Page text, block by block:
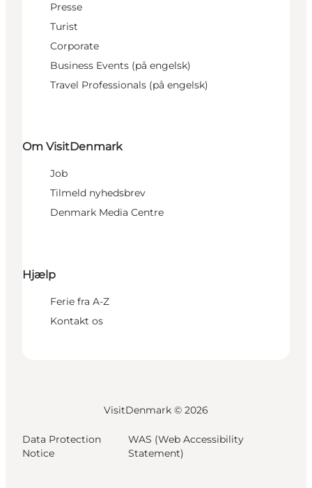
Presse
Turist
Corporate
Business Events (på engelsk)
Travel Professionals (på engelsk)
Om VisitDenmark
Job
Tilmeld nyhedsbrev
Denmark Media Centre
Hjælp
Ferie fra A-Z
Kontakt os
VisitDenmark © 2026
Data Protection
Notice
WAS (Web Accessibility
Statement)